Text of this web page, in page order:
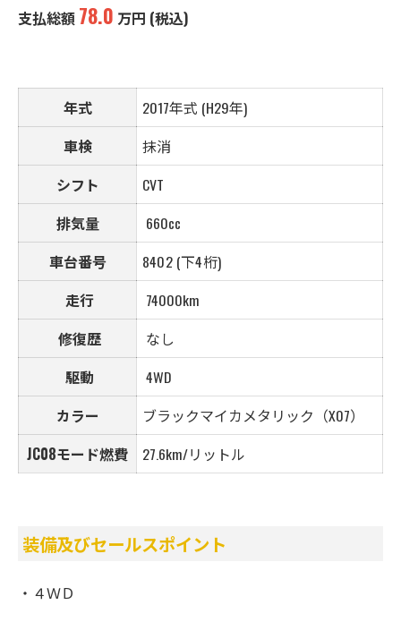
支払総額 78.0 万円 (税込)
年式
2017年式 (H29年)
車検
抹消
シフト
CVT
排気量
660cc
車台番号
8402 (下4桁)
走行
74000km
修復歴
なし
駆動
4WD
カラー
ブラックマイカメタリック（X07）
JC08モード燃費
27.6km/リットル
装備及びセールスポイント
・４ＷＤ